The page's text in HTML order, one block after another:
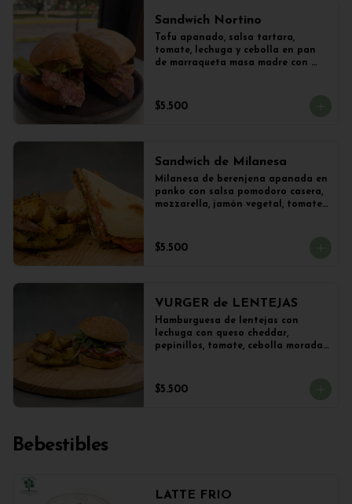
Sandwich Nortino
Tofu apanado, salsa tartara,
tomate, lechuga y cebolla en pan
de marraqueta masa madre con
$5.500
Sandwich de Milanesa
Milanesa de berenjena apanada en
panko con salsa pomodoro casera,
mozzarella, jamón vegetal, tomate,
$5.500
VURGER de LENTEJAS
Hamburguesa de lentejas con
lechuga con queso cheddar,
pepinillos, tomate, cebolla morada
$5.500
Bebestibles
LATTE FRIO